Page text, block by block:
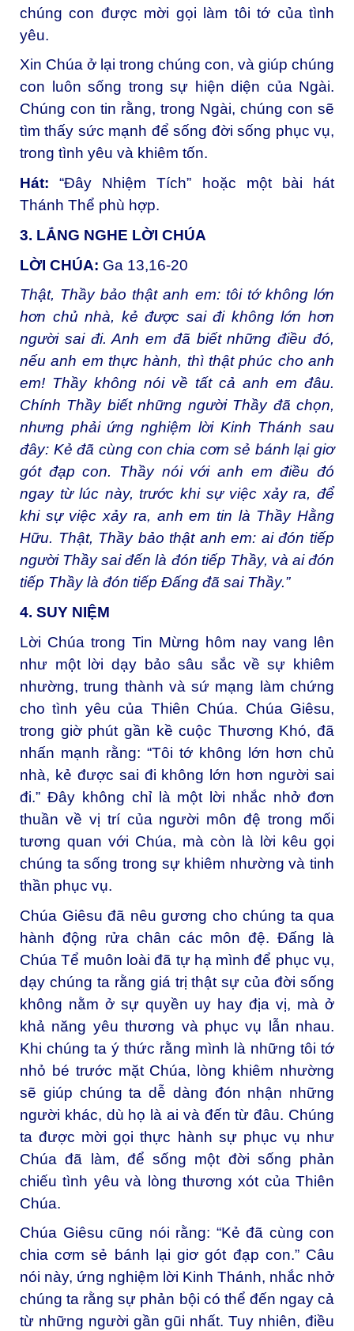
chúng con được mời gọi làm tôi tớ của tình
yêu.
Xin Chúa ở lại trong chúng con, và giúp chúng
con luôn sống trong sự hiện diện của Ngài.
Chúng con tin rằng, trong Ngài, chúng con sẽ
tìm thấy sức mạnh để sống đời sống phục vụ,
trong tình yêu và khiêm tốn.
Hát:“Đây Nhiệm Tích” hoặc một bài hát
Thánh Thể phù hợp.
3. LẮNG NGHE LỜI CHÚA
LỜI CHÚA: Ga 13,16-20
Thật, Thầy bảo thật anh em: tôi tớ không lớn
hơn chủ nhà, kẻ được sai đi không lớn hơn
người sai đi. Anh em đã biết những điều đó,
nếu anh em thực hành, thì thật phúc cho anh
em! Thầy không nói về tất cả anh em đâu.
Chính Thầy biết những người Thầy đã chọn,
nhưng phải ứng nghiệm lời Kinh Thánh sau
đây: Kẻ đã cùng con chia cơm sẻ bánh lại giơ
gót đạp con. Thầy nói với anh em điều đó
ngay từ lúc này, trước khi sự việc xảy ra, để
khi sự việc xảy ra, anh em tin là Thầy Hằng
Hữu. Thật, Thầy bảo thật anh em: ai đón tiếp
người Thầy sai đến là đón tiếp Thầy, và ai đón
tiếp Thầy là đón tiếp Đấng đã sai Thầy.”
4. SUY NIỆM
Lời Chúa trong Tin Mừng hôm nay vang lên
như một lời dạy bảo sâu sắc về sự khiêm
nhường, trung thành và sứ mạng làm chứng
cho tình yêu của Thiên Chúa. Chúa Giêsu,
trong giờ phút gần kề cuộc Thương Khó, đã
nhấn mạnh rằng: “Tôi tớ không lớn hơn chủ
nhà, kẻ được sai đi không lớn hơn người sai
đi.” Đây không chỉ là một lời nhắc nhở đơn
thuần về vị trí của người môn đệ trong mối
tương quan với Chúa, mà còn là lời kêu gọi
chúng ta sống trong sự khiêm nhường và tinh
thần phục vụ.
Chúa Giêsu đã nêu gương cho chúng ta qua
hành động rửa chân các môn đệ. Đấng là
Chúa Tể muôn loài đã tự hạ mình để phục vụ,
dạy chúng ta rằng giá trị thật sự của đời sống
không nằm ở sự quyền uy hay địa vị, mà ở
khả năng yêu thương và phục vụ lẫn nhau.
Khi chúng ta ý thức rằng mình là những tôi tớ
nhỏ bé trước mặt Chúa, lòng khiêm nhường
sẽ giúp chúng ta dễ dàng đón nhận những
người khác, dù họ là ai và đến từ đâu. Chúng
ta được mời gọi thực hành sự phục vụ như
Chúa đã làm, để sống một đời sống phản
chiếu tình yêu và lòng thương xót của Thiên
Chúa.
Chúa Giêsu cũng nói rằng: “Kẻ đã cùng con
chia cơm sẻ bánh lại giơ gót đạp con.” Câu
nói này, ứng nghiệm lời Kinh Thánh, nhắc nhở
chúng ta rằng sự phản bội có thể đến ngay cả
từ những người gần gũi nhất. Tuy nhiên, điều